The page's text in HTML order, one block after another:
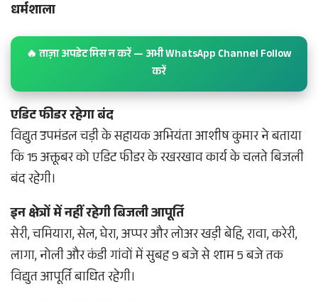
धर्मशाला
🔥 ताज़ा अपडेट मिस न करें — अभी WhatsApp Channel Follow
करें
एडिट फीडर रहेगा बंद
विद्युत उपमंडल चड़ी के सहायक अभियंता आशीष कुमार ने बताया
कि 15 अक्तूबर को एडिट फीडर के रखरखाव कार्य के चलते बिजली
बंद रहेगी।
इन क्षेत्रों में नहीं रहेगी बिजली आपूर्ति
सेरी, चमियारा, सेल, घेरा, अप्पर और लोअर खड़ी बेहि, रावा, करेरी,
लागा, नोली और कंडी गांवों में सुबह 9 बजे से शाम 5 बजे तक
विद्युत आपूर्ति बाधित रहेगी।